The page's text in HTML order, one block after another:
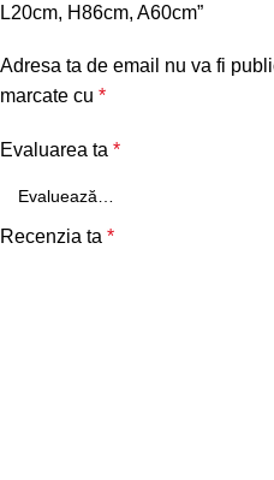
L20cm, H86cm, A60cm”
Adresa ta de email nu va fi
marcate cu *
Evaluarea ta *
Recenzia ta *